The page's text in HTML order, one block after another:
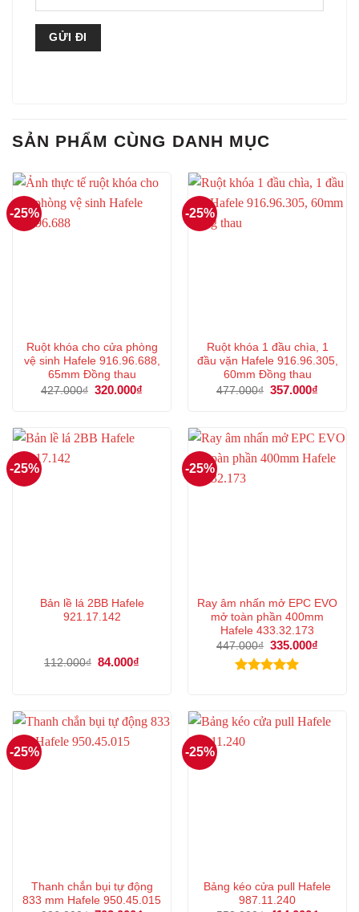
SẢN PHẨM CÙNG DANH MỤC
-25%
Ruột khóa cho cửa phòng
vệ sinh Hafele 916.96.688,
65mm Đồng thau
427.000₫ Giá
320.000₫
320.000₫.
-25%
Ruột khóa 1 đầu chìa, 1
đầu vặn Hafele 916.96.305,
60mm Đồng thau
477.000₫ Giá
357.000₫
-25%
Bản lề lá 2BB Hafele
921.17.142
112.000₫ Giá
84.000₫
-25%
Ray âm nhấn mở EPC EVO
mở toàn phần 400mm
Hafele 433.32.173
447.000₫ Giá
gốc
là:
335.000₫
-25%
Thanh chắn bụi tự động
833 mm Hafele 950.45.015
-25%
Bảng kéo cửa pull Hafele
987.11.240